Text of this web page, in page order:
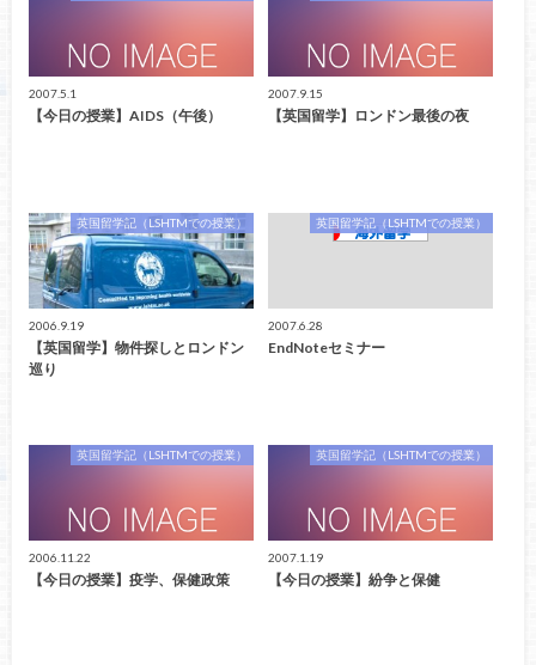
2007.5.1
【今日の授業】AIDS（午後）
2007.9.15
【英国留学】ロンドン最後の夜
英国留学記（LSHTMでの授業）
2006.9.19
【英国留学】物件探しとロンドン
巡り
英国留学記（LSHTMでの授業）
2007.6.28
EndNoteセミナー
英国留学記（LSHTMでの授業）
2006.11.22
【今日の授業】疫学、保健政策
英国留学記（LSHTMでの授業）
2007.1.19
【今日の授業】紛争と保健